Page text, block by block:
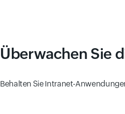
Überwachen Sie
Behalten Sie Intranet-